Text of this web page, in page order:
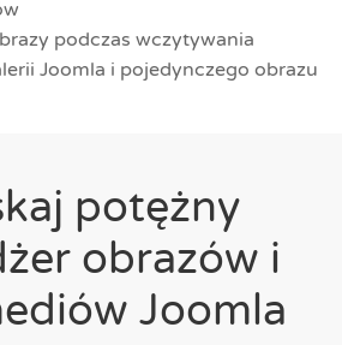
podczas wczytywania
Joomla i pojedynczego obrazu
potężny
obrazów i
Joomla